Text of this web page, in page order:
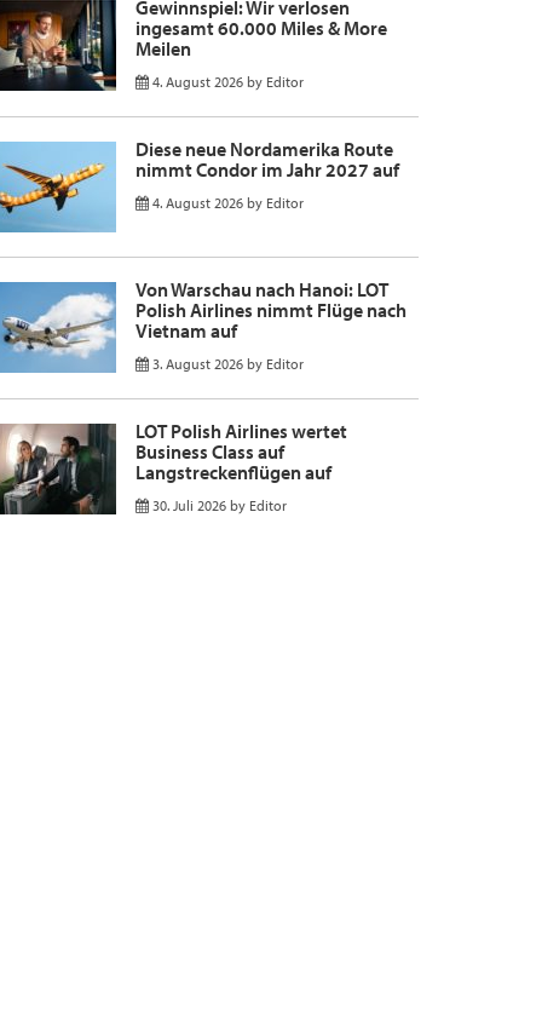
Gewinnspiel: Wir verlosen
ingesamt 60.000 Miles & More
Meilen
4. August 2026 by Editor
Diese neue Nordamerika Route
nimmt Condor im Jahr 2027 auf
4. August 2026 by Editor
Von Warschau nach Hanoi: LOT
Polish Airlines nimmt Flüge nach
Vietnam auf
3. August 2026 by Editor
LOT Polish Airlines wertet
Business Class auf
Langstreckenflügen auf
30. Juli 2026 by Editor